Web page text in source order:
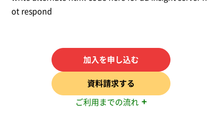
ot respond
加入を申し込む
資料請求する
ご利用までの流れ